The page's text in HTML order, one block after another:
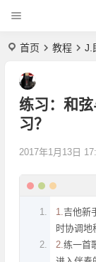
首页 教程 J.
练习：和
习？
2017年1月13日
1.吉他新
时协调地
2.练一首